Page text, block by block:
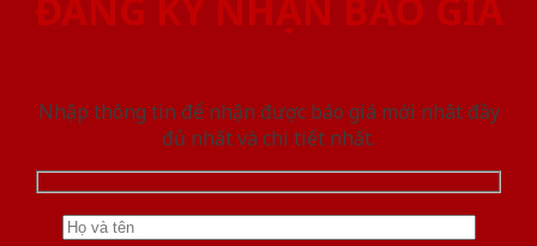
ĐĂNG KÝ NHẬN BÁO GIÁ
Nhập thông tin để nhận được báo giá mới nhât đầy
đủ nhất và chi tiết nhất.